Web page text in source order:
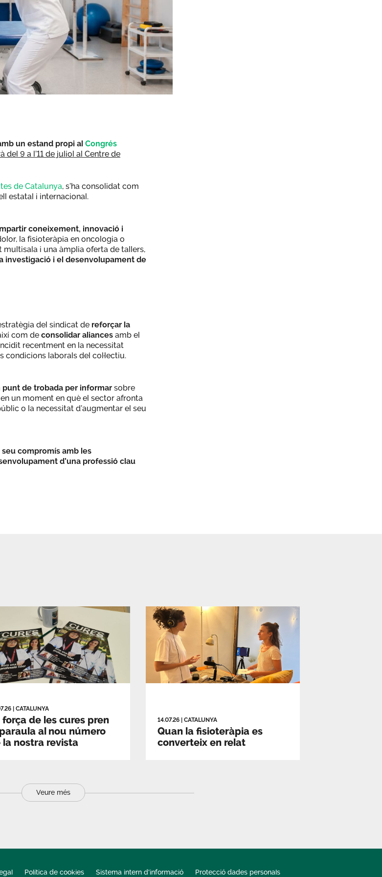
un estand propi al Congrés
del 9 a l’11 de juliol al Centre de
de Catalunya, s’ha consolidat com
estatal i internacional.
coneixement, innovació i
la fisioteràpia en oncologia o
i una àmplia oferta de tallers,
investigació i el desenvolupament de
del sindicat de reforçar la
com de consolidar aliances amb el
recentment en la necessitat
condicions laborals del col·lectiu.
punt de trobada per informar sobre
un moment en què el sector afronta
o la necessitat d’augmentar el seu
seu compromís amb les
d’una professió clau
CATALUNYA
força de les cures pren
al nou número
la nostra revista
14.07.26 |CATALUNYA
Quan la fisioteràpia es
converteix en relat
Veure més
Política de cookies Sistema intern d'informació Protecció dades personals